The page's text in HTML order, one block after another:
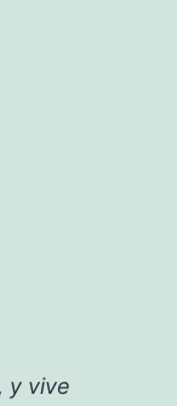
y vive